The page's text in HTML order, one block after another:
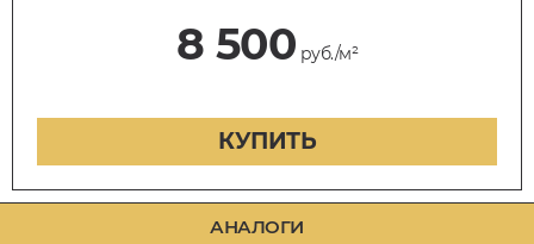
8 500 руб./м²
КУПИТЬ
АНАЛОГИ